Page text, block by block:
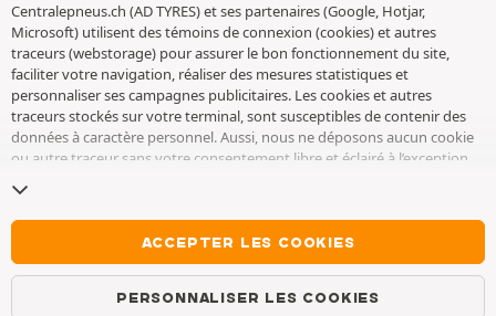
Centralepneus.ch (AD TYRES) et ses partenaires (Google, Hotjar,
Microsoft) utilisent des témoins de connexion (cookies) et autres
traceurs (webstorage) pour assurer le bon fonctionnement du site,
faciliter votre navigation, réaliser des mesures statistiques et
personnaliser ses campagnes publicitaires. Les cookies et autres
traceurs stockés sur votre terminal, sont susceptibles de contenir des
données à caractère personnel. Aussi, nous ne déposons aucun cookie
ou autre traceur sans votre consentement libre et éclairé à l’exception
conservons votre choix pendant 6 mois. Vous pouvez retirer votre
consentement à tout moment en vous rendant sur lapage cookies et
. Vous pouvez choisir de continuer à naviguer sans
accepter le dépôt de cookies ou autres traceurs. Le refus ne fait pas
obstacle à l’accès aux services AD TYRES. Pour plus d’informations, nous
vous invitons à consulterla page cookies et autres traceurs
ACCEPTER LES COOKIES
PERSONNALISER LES COOKIES